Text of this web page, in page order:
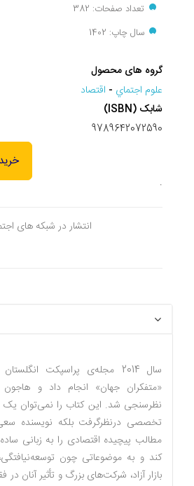
تعداد صفحات: 382
سال چاپ: 1402
گروه های محصول
علوم اجتماي - اقتصاد
شابک (ISBN)
9789642072590
.
انتشار در شبکه های
سال 2014 مجله‌ی پراسپکت
«متفکران جهان» انجام داد و
نظرسنجی شد. این کتاب را نمی‌توان یک
تخصصی درنظرگرفت بلکه نویسنده
مطالب پیچیده اقتصادی را به زبانی ساده
کند و به موضوعاتی چون
بازار آزاد، شرکت‌های بزرگ و تأثیر آنان